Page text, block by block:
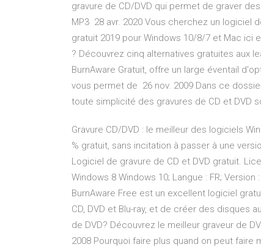
gravure de CD/DVD qui permet de graver
MP3 28 avr. 2020 Vous cherchez un logiciel
gratuit 2019 pour Windows 10/8/7 et Mac ici
? Découvrez cinq alternatives gratuites aux
BurnAware Gratuit, offre un large éventail
vous permet de 26 nov. 2009 Dans ce
toute simplicité des gravures de CD et DVD
Gravure CD/DVD : le meilleur des logiciels
% gratuit, sans incitation à passer à une
Logiciel de gravure de CD et DVD gratuit.
Windows 8 Windows 10; Langue : FR;
BurnAware Free est un excellent logiciel
CD, DVD et Blu-ray, et de créer des disques
de DVD? Découvrez le meilleur graveur de
2008 Pourquoi faire plus quand on peut